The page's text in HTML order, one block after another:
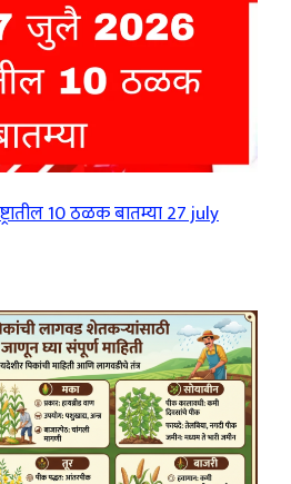
10 ठळक बातम्या 27 july